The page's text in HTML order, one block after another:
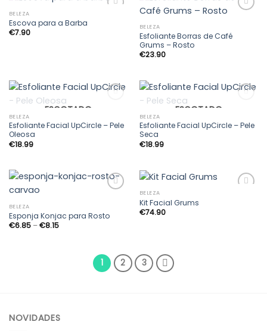
BELEZA
Escova para a Barba
€7.90
Adicionar
BELEZA
Esfoliante Borras de Café
Grums – Rosto
€23.90
Adicionar
ESGOTADO
BELEZA
Esfoliante Facial UpCircle – Pele
Oleosa
€18.99
Adicionar
ESGOTADO
BELEZA
Esfoliante Facial UpCircle – Pele
Seca
€18.99
Adicionar
BELEZA
Esponja Konjac para Rosto
€6.85 –€8.15Price
BELEZA
Kit Facial Grums
€74.90
1 2 3
NOVIDADES